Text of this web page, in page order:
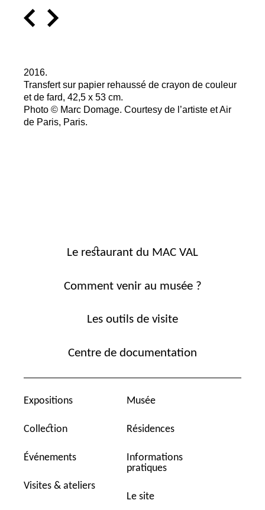
2016.
Transfert sur papier rehaussé de crayon de couleur
et de fard, 42,5 x 53 cm.
Photo © Marc Domage. Courtesy de l’artiste et Air
de Paris, Paris.
Le restaurant du MAC VAL
Comment venir au musée ?
Les outils de visite
Centre de documentation
Expositions
Collection
Événements
Visites & ateliers
Musée
Résidences
Informations
pratiques
Le site